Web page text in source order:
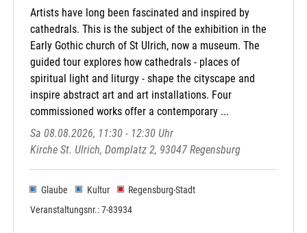
Artists have long been fascinated and inspired by
cathedrals. This is the subject of the exhibition in the
Early Gothic church of St Ulrich, now a museum. The
guided tour explores how cathedrals - places of
spiritual light and liturgy - shape the cityscape and
inspire abstract art and art installations. Four
commissioned works offer a contemporary ...
Sa 08.08.2026, 11:30 - 12:30 Uhr
Kirche St. Ulrich, Domplatz 2, 93047 Regensburg
Glaube Kultur
Regensburg-Stadt
Veranstaltungsnr.: 7-83934